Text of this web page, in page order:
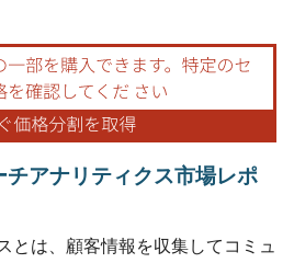
チアナリティクス市場レポ
とは、顧客情報を収集してコミュ